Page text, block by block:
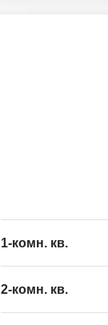
1-комн. кв.
2-комн. кв.